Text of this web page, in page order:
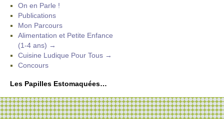
On en Parle !
Publications
Mon Parcours
Alimentation et Petite Enfance
(1-4 ans) →
Cuisine Ludique Pour Tous →
Concours
Les Papilles Estomaquées…